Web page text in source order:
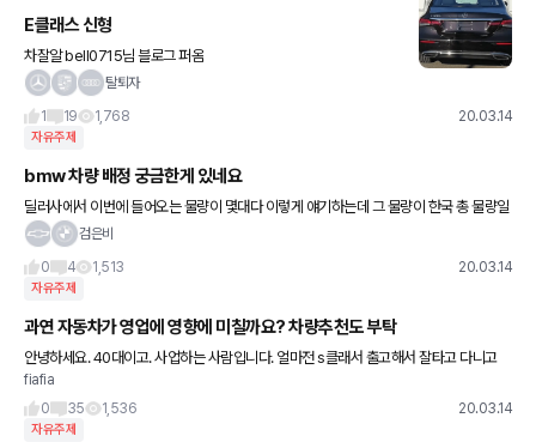
E클래스 신형
차잘알 bell0715님 블로그 퍼옴
탈퇴자
1
19 1,768 20.03.14
자유주제
bmw 차량 배정 궁금한게 있네요
딜러사에서 이번에 들어오는 물량이 몇대다 이렇게 얘기하는데 그 물량이 한국 총 물량일
까요? 아님 딜러사마다 배정된 수량이 있는걸까요?
검은비
0
4 1,513 20.03.14
자유주제
과연 자동차가 영업에 영향에 미칠까요? 차량추천도 부탁
안녕하세요. 40대이고. 사업하는 사람입니다. 얼마전 s클래서 출고해서 잘타고 다니고
있습니다. 다만, 주로 소기업(매출5억미만. 직원없거나 있어도 한,두명, 사장님들 차가 주
로 싼타페cm이거나
fiafia
0
35 1,536 20.03.14
자유주제